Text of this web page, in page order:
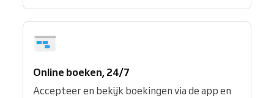
Online boeken, 24/7
Accepteer en bekijk boekingen via de app en